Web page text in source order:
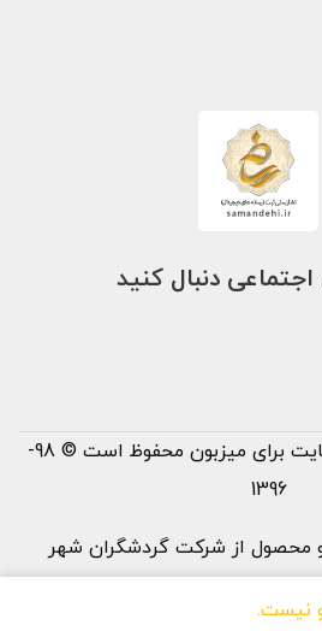
نیست.
دنبال کنید
تمامی حقوق این وب سایت برای میزبون محفوظ است © 98-
1396
و اقامت۲۴ دو محصول از شرکت گردشگران شهر